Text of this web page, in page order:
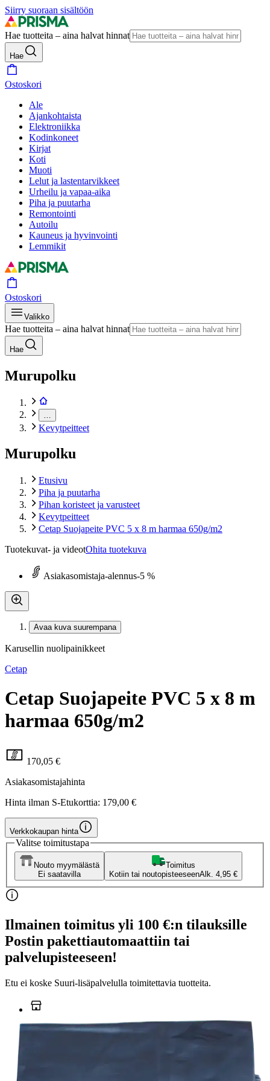
Siirry suoraan sisältöön
Hae tuotteita – aina halvat hinnat
Hae
Ostoskori
Ale
Ajankohtaista
Elektroniikka
Kodinkoneet
Kirjat
Koti
Muoti
Lelut ja lastentarvikkeet
Urheilu ja vapaa-aika
Piha ja puutarha
Remontointi
Autoilu
Kauneus ja hyvinvointi
Lemmikit
Ostoskori
Valikko
Hae tuotteita – aina halvat hinnat
Hae
Murupolku
Kevytpeitteet
Murupolku
Etusivu
Piha ja puutarha
Pihan koristeet ja varusteet
Kevytpeitteet
Cetap Suojapeite PVC 5 x 8 m harmaa 650g/m2
Tuotekuvat- ja videotOhita tuotekuva
Asiakasomistaja-alennus-5 %
Avaa kuva suurempana
Karusellin nuolipainikkeet
Cetap
Cetap Suojapeite PVC 5 x 8 m
harmaa 650g/m2
170,05 €
Asiakasomistajahinta
Hinta ilman S-Etukorttia: 179,00 €
Verkkokaupan hinta
Valitse toimitustapa
Nouto myymälästä
Ei saatavilla
Toimitus
Kotiin tai noutopisteeseenAlk. 4,95 €
Ilmainen toimitus yli 100 €:n tilauksille
Postin pakettiautomaattiin tai
palvelupisteeseen!
Etu ei koske Suuri‑lisäpalvelulla toimitettavia tuotteita.
Tarkista myymäläsaatavuus